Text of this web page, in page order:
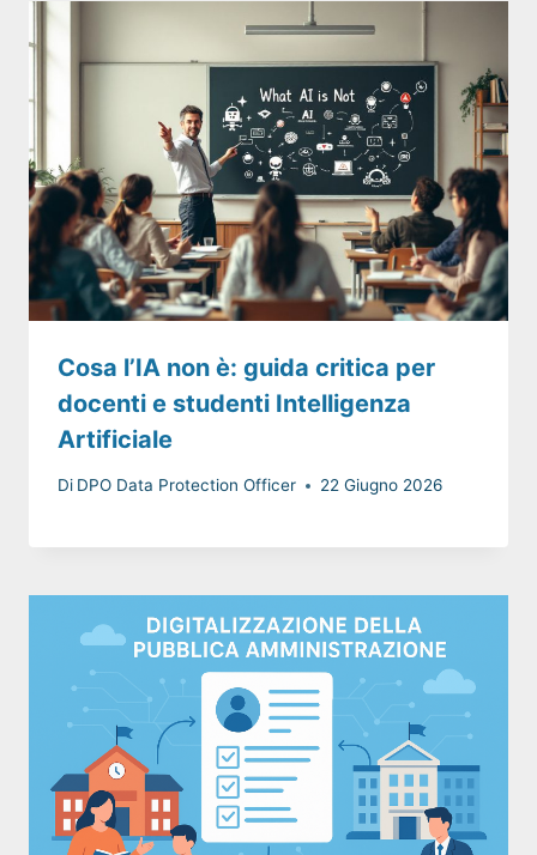
Cosa l’IA non è: guida critica per
docenti e studenti Intelligenza
Artificiale
Di DPO Data Protection Officer 22 Giugno 2026